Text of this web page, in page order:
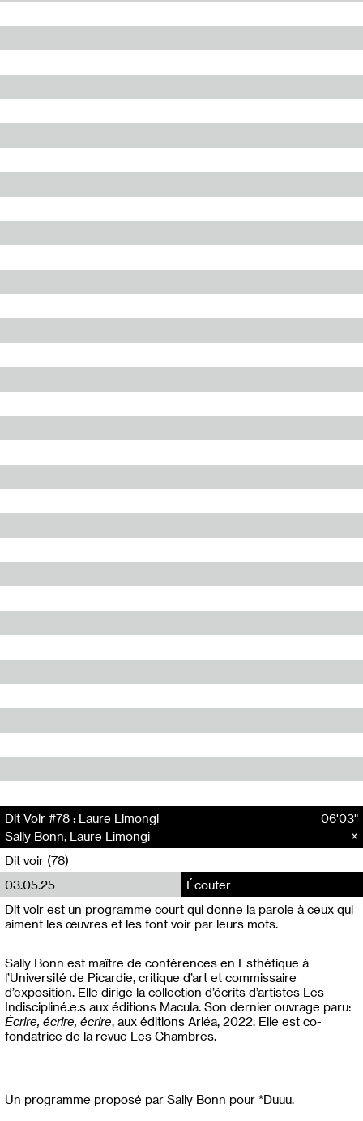
Dit Voir #78 : Laure Limongi
Sally Bonn, Laure Limongi
06'03"
Dit voir (78)
03.05.25
Écouter
Dit voir est un programme court qui donne la parole à ceux qui
aiment les œuvres et les font voir par leurs mots.
Sally Bonn est maître de conférences en Esthétique à
l’Université de Picardie, critique d’art et commissaire
d’exposition. Elle dirige la collection d’écrits d’artistes Les
Indiscipliné.e.s aux éditions Macula. Son dernier ouvrage paru:
Écrire, écrire, écrire, aux éditions Arléa, 2022. Elle est co-
fondatrice de la revue Les Chambres.
Un programme proposé par Sally Bonn pour *Duuu.